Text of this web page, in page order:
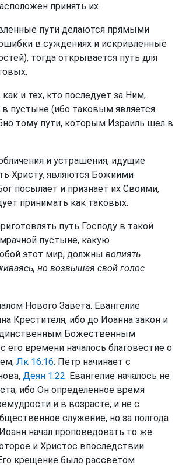
принять их.
пути делаются прямыми
в суждениях и искривленные
тогда открывается путь для
и тех, кто последует за Ним,
в пустыне (ибо таковым является
тому пути, которым Израиль шел в
и устрашения, идущие
Христу, являются Божиими
посылает и признает их Своими,
принимать как таковых.
путь Господу в такой
пустыне, какую
этот мир, должны вопиять
но возвышая свой голос
Нового Завета. Евангелие
Крестителя, ибо до Иоанна закон и
Божественным
его времени началось благовестие о
Лк 16:16. Петр начинает с
Деян 1:22. Евангелие началось не
ибо Он определенное время
и в возрасте, и не с
служение, но за полгода
начал проповедовать то же
и Христос впоследствии
крещение было рассветом